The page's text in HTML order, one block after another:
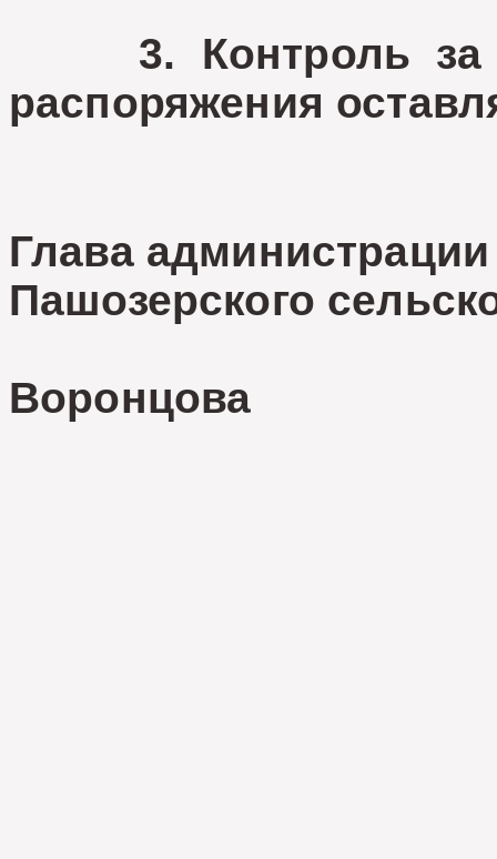
3. Контроль за
распоряжения
Глава
Пашозерского
Воронцова